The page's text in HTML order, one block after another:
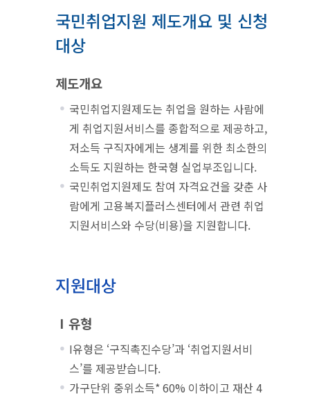
국민취업지원 제도개요 및 신청
대상
제도개요
국민취업지원제도는 취업을 원하는 사람에
게 취업지원서비스를 종합적으로 제공하고,
저소득 구직자에게는 생계를 위한 최소한의
소득도 지원하는 한국형 실업부조입니다.
국민취업지원제도 참여 자격요건을 갖춘 사
람에게 고용복지플러스센터에서 관련 취업
지원서비스와 수당(비용)을 지원합니다.
지원대상
Ⅰ유형
I유형은 ‘구직촉진수당’과 ‘취업지원서비
스’를 제공받습니다.
가구단위 중위소득* 60% 이하이고 재산 4